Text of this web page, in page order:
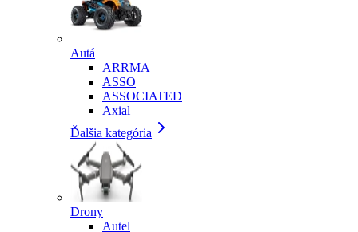
Autá
ARRMA
ASSO
ASSOCIATED
Axial
Ďalšia kategória
Drony
Autel